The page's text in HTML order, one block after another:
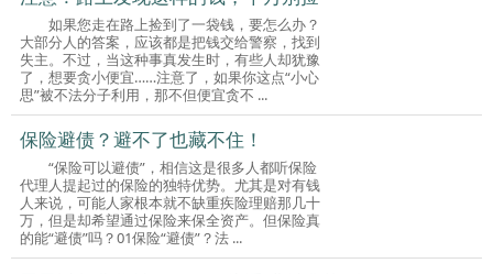
如果您走在路上捡到了一袋钱，要怎么办？
大部分人的答案，应该都是把钱交给警察，找到
失主。不过，当这种事真发生时，有些人却犹豫
了，想要贪小便宜……注意了，如果你这点“小心
思”被不法分子利用，那不但便宜贪不 ...
保险避债？避不了也藏不住！
“保险可以避债”，相信这是很多人都听保险
代理人提起过的保险的独特优势。尤其是对有钱
人来说，可能人家根本就不缺重疾险理赔那几十
万，但是却希望通过保险来保全资产。但保险真
的能“避债”吗？01保险“避债”？法 ...